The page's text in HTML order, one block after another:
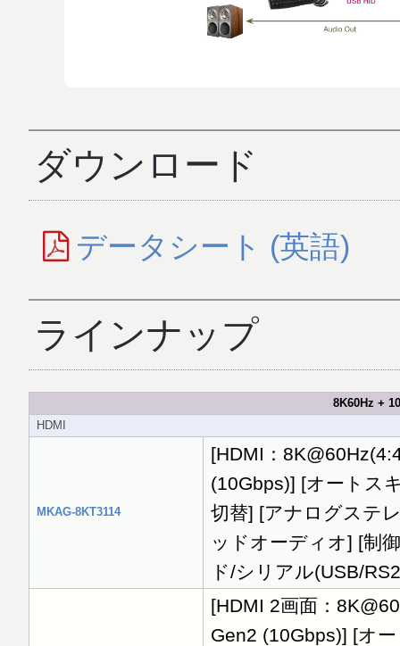
ダウンロード
データシート (英語)
ラインナップ
8K60Hz +
HDMI
MKAG-8KT3114
[HDMI：
(10Gbps)] [オートス
切替] [アナログステ
ッドオーディオ] [制
ド/シリアル(USB/
[HDMI 2画面：
Gen2 (10Gbps)] [オ